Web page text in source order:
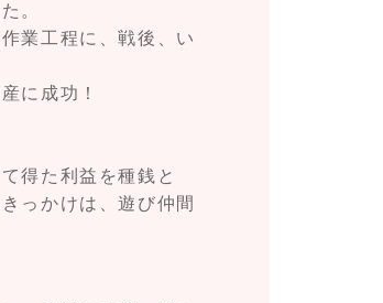
。
業工程に、戦後、い
に成功！
得た利益を種銭と
っかけは、遊び仲間